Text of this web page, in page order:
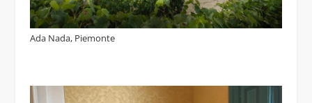
Ada Nada, Piemonte